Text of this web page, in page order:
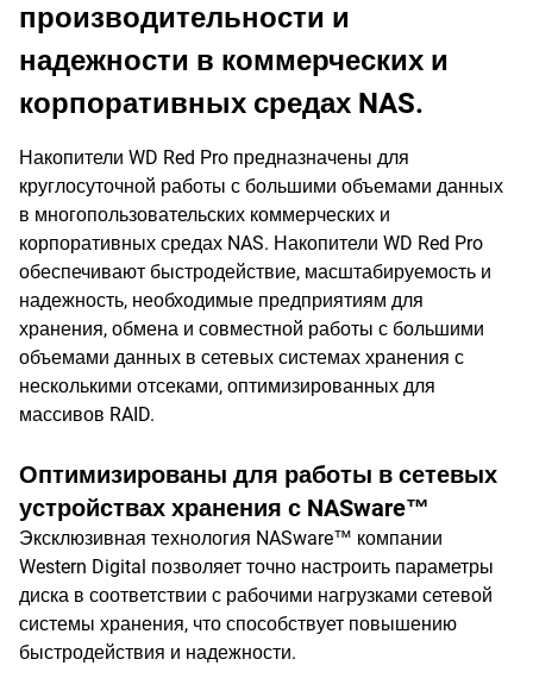
производительности и
надежности в коммерческих и
корпоративных средах NAS.
Накопители WD Red Pro предназначены для
круглосуточной работы с большими объемами данных
в многопользовательских коммерческих и
корпоративных средах NAS. Накопители WD Red Pro
обеспечивают быстродействие, масштабируемость и
надежность, необходимые предприятиям для
хранения, обмена и совместной работы с большими
объемами данных в сетевых системах хранения с
несколькими отсеками, оптимизированных для
массивов RAID.
Оптимизированы для работы в сетевых
устройствах хранения с NASware™
Эксклюзивная технология NASware™ компании
Western Digital позволяет точно настроить параметры
диска в соответствии с рабочими нагрузками сетевой
системы хранения, что способствует повышению
быстродействия и надежности.